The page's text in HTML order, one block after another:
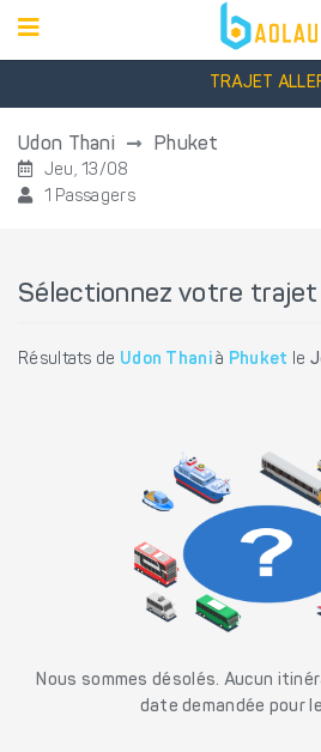
TRAJET
Udon Thani Phuket
Jeu, 13/08
1 Passagers
Sélectionnez votre trajet
Résultats de Udon Thanià Phuket le
Nous sommes désolés. Aucun
date demandée pour